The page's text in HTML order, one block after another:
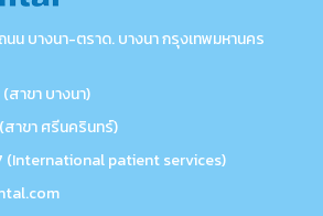
นน บางนา-ตราด. บางนา กรุงเทพมหานคร
าขา บางนา)
าขา ศรีนครินทร์)
(International patient services)